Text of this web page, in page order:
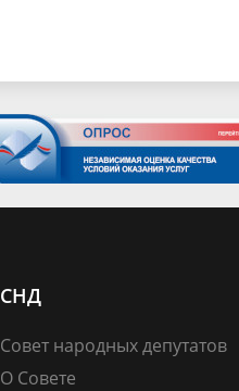
СНД
Совет народных депутатов
О Совете